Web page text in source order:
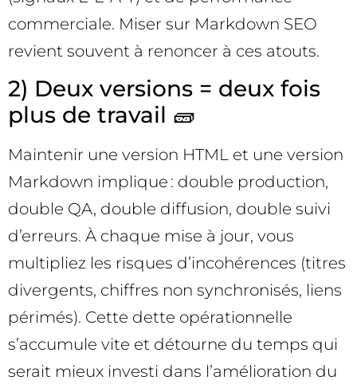
commerciale. Miser sur Markdown SEO
revient souvent à renoncer à ces atouts.
2) Deux versions = deux fois
plus de travail 🧱
Maintenir une version HTML et une version
Markdown implique : double production,
double QA, double diffusion, double suivi
d’erreurs. À chaque mise à jour, vous
multipliez les risques d’incohérences (titres
divergents, chiffres non synchronisés, liens
périmés). Cette dette opérationnelle
s’accumule vite et détourne du temps qui
serait mieux investi dans l’amélioration du